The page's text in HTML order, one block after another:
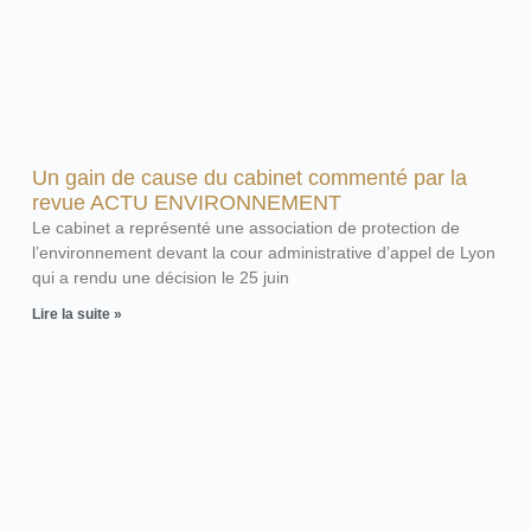
Un gain de cause du cabinet commenté par la
revue ACTU ENVIRONNEMENT
Le cabinet a représenté une association de protection de
l’environnement devant la cour administrative d’appel de Lyon
qui a rendu une décision le 25 juin
Lire la suite »